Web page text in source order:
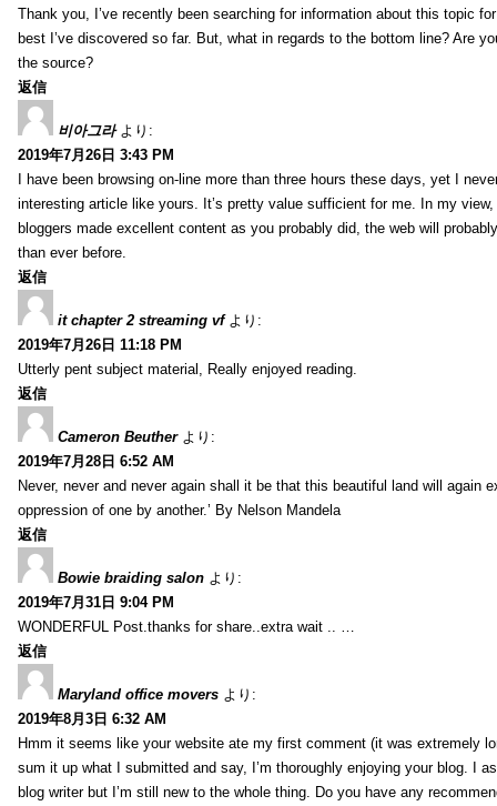
Thank you, I’ve recently been searching for information about this topic
best I’ve discovered so far. But, what in regards to the bottom line? Are
the source?
返信
비아그라 より:
2019年7月26日 3:43 PM
I have been browsing on-line more than three hours these days, yet I
interesting article like yours. It’s pretty value sufficient for me. In my
bloggers made excellent content as you probably did, the web will
than ever before.
返信
it chapter 2 streaming vf より:
2019年7月26日 11:18 PM
Utterly pent subject material, Really enjoyed reading.
返信
Cameron Beuther より:
2019年7月28日 6:52 AM
Never, never and never again shall it be that this beautiful land will again
oppression of one by another.’ By Nelson Mandela
返信
Bowie braiding salon より:
2019年7月31日 9:04 PM
WONDERFUL Post.thanks for share..extra wait .. …
返信
Maryland office movers より:
2019年8月3日 6:32 AM
Hmm it seems like your website ate my first comment (it was extremely
sum it up what I submitted and say, I’m thoroughly enjoying your blog. I
blog writer but I’m still new to the whole thing. Do you have any